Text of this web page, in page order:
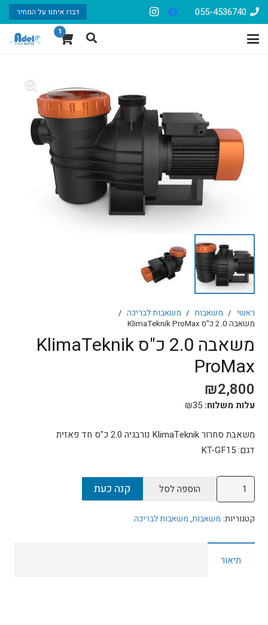
055-4536740 דברו איתנו על המחיר
1
ראשי / משאבות / משאבות לבריכה /
משאבה 2.0 כ"ס KlimaTeknik ProMax
משאבה 2.0 כ"ס KlimaTeknik
ProMax
₪2,800
עלות משלוח: ₪35
משאבת סחרור KlimaTeknik נורבגיה 2.0 כ"ס חד פאזית
דגם: KT-GF15
כמות
של
משאבה
כ"ס
KlimaTeknik
הוספה לסל קנה כעת
קטגוריות: משאבות, משאבות לבריכה
תיאור